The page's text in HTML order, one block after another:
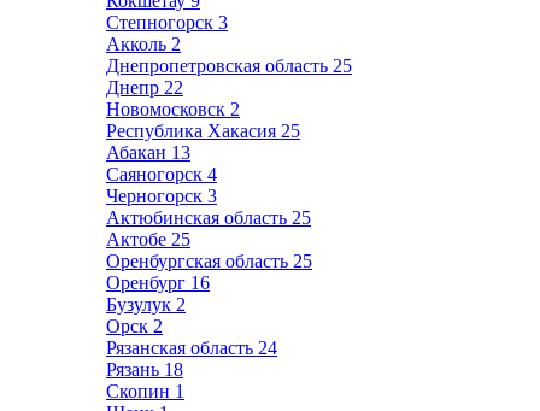
Степногорск 3
Акколь 2
Днепропетровская область 25
Днепр 22
Новомосковск 2
Республика Хакасия 25
Абакан 13
Саяногорск 4
Черногорск 3
Актюбинская область 25
Актобе 25
Оренбургская область 25
Оренбург 16
Бузулук 2
Орск 2
Рязанская область 24
Рязань 18
Скопин 1